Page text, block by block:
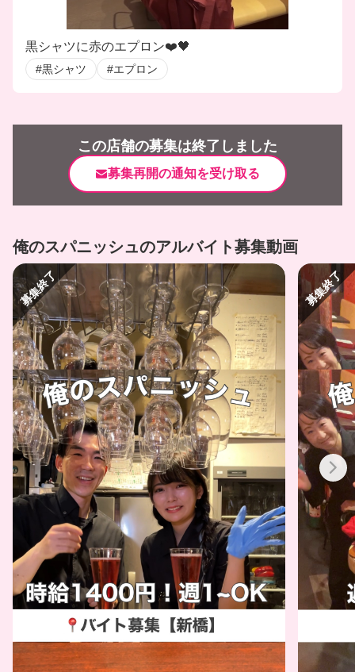
黒シャツに赤のエプロン❤️🖤
#黒シャツ #エプロン
この店舗の募集は終了しました
募集再開の通知を受け取る
俺のスパニッシュのアルバイト募集動画
募集終了 募集終了